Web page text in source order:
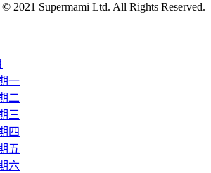
2021 Supermami Ltd. All Rights Reserved.
一
二
三
四
五
六